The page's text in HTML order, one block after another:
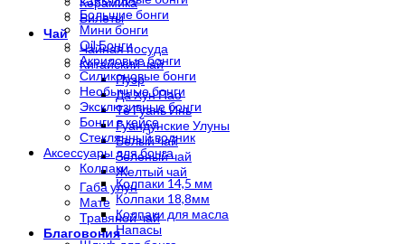
Билеты
Чай
Чайная посуда
Китайский чай
Пуэр
Да Хун Пао
Те Гуань Инь
Гуандунские Улуны
Белый чай
Зеленый чай
Желтый чай
Габа улун
Мате
Травяной чай
Благовония
Большие бонги
Мини бонги
Oil Бонги
Акриловые бонги
Силиконовые бонги
Необычные бонги
Эксклюзивные бонги
Бонги в кейсе
Стеклянный водник
Аксессуары для бонга
Колпаки
Колпаки 14,5 мм
Колпаки 18,8мм
Колпаки для масла
Напасы